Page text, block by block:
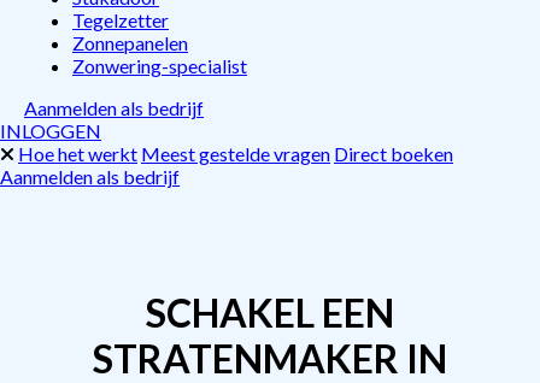
Tegelzetter
Zonnepanelen
Zonwering-specialist
Aanmelden als bedrijf
INLOGGEN
Hoe het werkt Meest gestelde vragen Direct boeken
Aanmelden als bedrijf
SCHAKEL EEN
STRATENMAKER IN